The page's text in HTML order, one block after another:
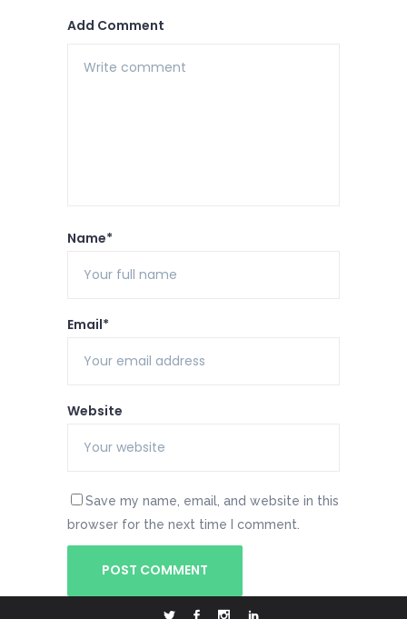
Add Comment
Name*
Email*
Website
Save my name, email, and website in this
browser for the next time I comment.